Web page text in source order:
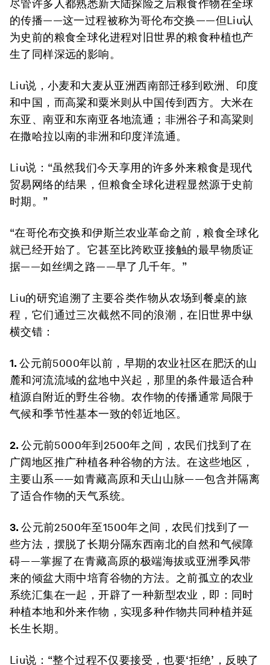
尽管许多人都熟悉新大陆探险之后粮食作物在全球
的传播——这一过程被称为哥伦布交换——但Liu认
为史前的粮食全球化进程对旧世界的粮食种植也产
生了同样深远的影响。
Liu说，小麦和大麦从亚洲西南部迁移到欧洲、印度
和中国，而高粱和粟米则从中国传到西方。大米在
东亚、南亚和东南亚各地流通；非洲谷子和高粱则
在撒哈拉以南的非洲和印度洋流通。
Liu说：“虽然我们今天享用的许多外来粮食是现代
贸易网络的结果，但粮食全球化进程显然源于史前
时期。”
“在哥伦布交换和伊斯兰农业革命之前，粮食全球化
就已经开始了。它甚至比跨欧亚接触的最早物质证
据——如丝绸之路——早了几千年。”
Liu的研究追溯了主要谷类作物从农场到餐桌的旅
程，它们通过三次截然不同的浪潮，在旧世界中纵
横交错：
1.公元前5000年以前，早期的农业社区在肥沃的山
麓和河流流域的盆地中兴起，那里的条件最适合种
植源自附近的野生谷物。农作物的传播通常局限于
气候和季节性基本一致的邻近地区。
2.公元前5000年到2500年之间，农民们找到了在
广阔地区推广种植各种谷物的方法。在这些地区，
主要山系——如青藏高原和天山山脉——包含并隔离
了适合作物的天气系统。
3.公元前2500年至1500年之间，农民们找到了一
些方法，摆脱了长期分隔东西南北的自然和气候障
碍——掌握了在青藏高原的极端海拔或亚洲季风带
来的倾盆大雨中培育谷物的方法。之前孤立的农业
系统汇集在一起，开辟了一种新型农业，即：同时
种植本地和外来作物，实现多种作物共同种植并延
长生长期。
Liu说：“整个过程不仅要接受，也要‘拒绝’，反映了